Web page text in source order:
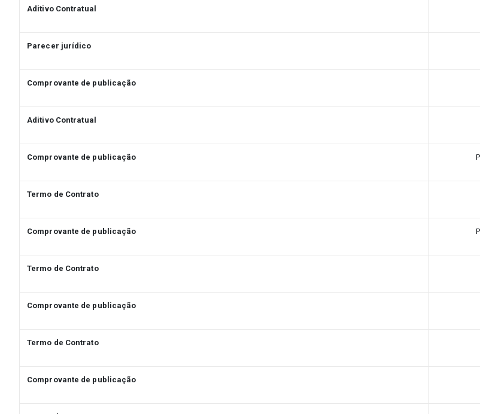
Aditivo Contratual
Parecer jurídico
Comprovante de publicação
Aditivo Contratual
Comprovante de publicação
Termo de Contrato
Comprovante de publicação
Termo de Contrato
Comprovante de publicação
Termo de Contrato
Comprovante de publicação